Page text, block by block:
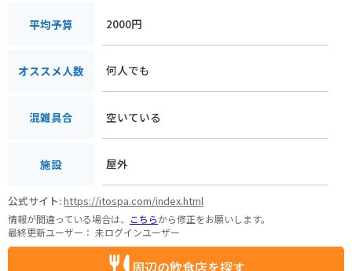
平均予算 2000円
オススメ人数 何人でも
混雑具合 空いている
施設 屋外
公式サイト:https://itospa.com/index.html
情報が間違っている場合は、 こちらから修正をお願いします。
最終更新ユーザー： 未ログインユーザー
周辺の飲食店を探す